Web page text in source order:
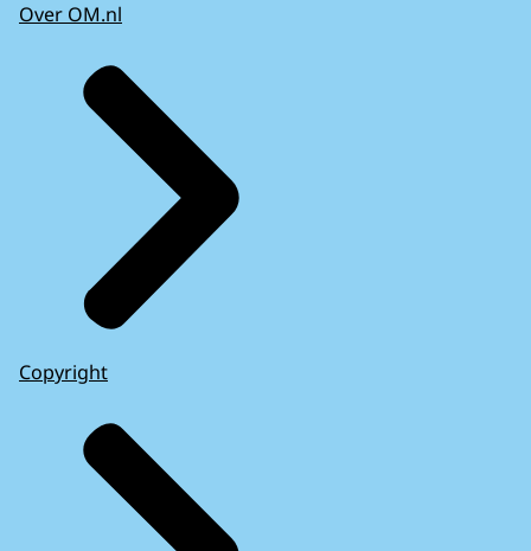
Over OM.nl
Copyright